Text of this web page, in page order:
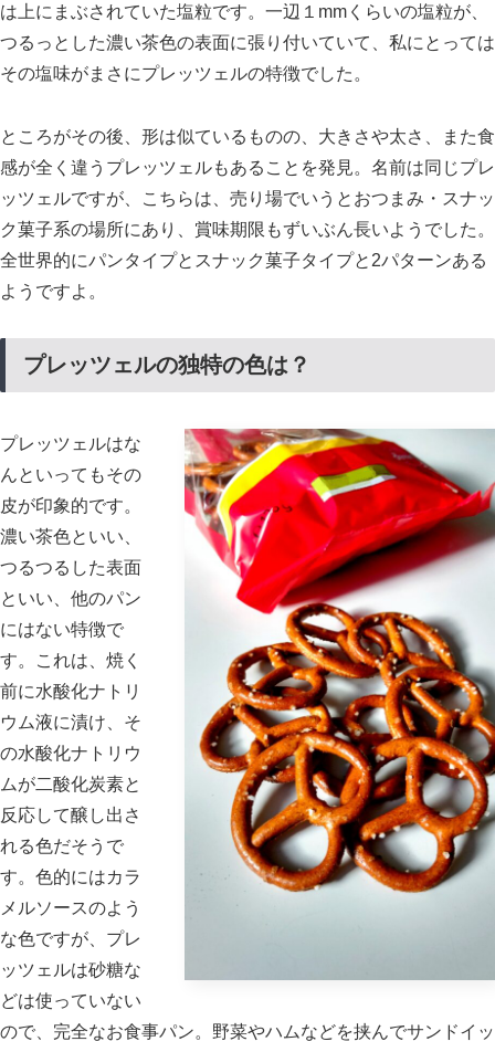
は上にまぶされていた塩粒です。一辺１mmくらいの塩粒が、
つるっとした濃い茶色の表面に張り付いていて、私にとっては
その塩味がまさにプレッツェルの特徴でした。
ところがその後、形は似ているものの、大きさや太さ、また食
感が全く違うプレッツェルもあることを発見。名前は同じプレ
ッツェルですが、こちらは、売り場でいうとおつまみ・スナッ
ク菓子系の場所にあり、賞味期限もずいぶん長いようでした。
全世界的にパンタイプとスナック菓子タイプと2パターンある
ようですよ。
プレッツェルの独特の色は？
プレッツェルはな
んといってもその
皮が印象的です。
濃い茶色といい、
つるつるした表面
といい、他のパン
にはない特徴で
す。これは、焼く
前に水酸化ナトリ
ウム液に漬け、そ
の水酸化ナトリウ
ムが二酸化炭素と
反応して醸し出さ
れる色だそうで
す。色的にはカラ
メルソースのよう
な色ですが、プレ
ッツェルは砂糖な
どは使っていない
ので、完全なお食事パン。野菜やハムなどを挟んでサンドイッ